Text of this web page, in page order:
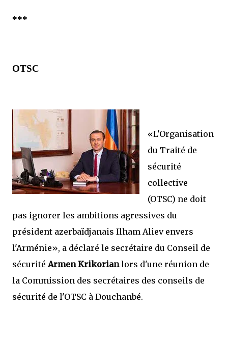
***
OTSC
«L'Organisation
du Traité de
sécurité
collective
(OTSC) ne doit
pas ignorer les ambitions agressives du
président azerbaïdjanais Ilham Aliev envers
l'Arménie», a déclaré le secrétaire du Conseil de
sécuritéArmen Krikorianlors d'une réunion de
la Commission des secrétaires des conseils de
sécurité de l'OTSC à Douchanbé.